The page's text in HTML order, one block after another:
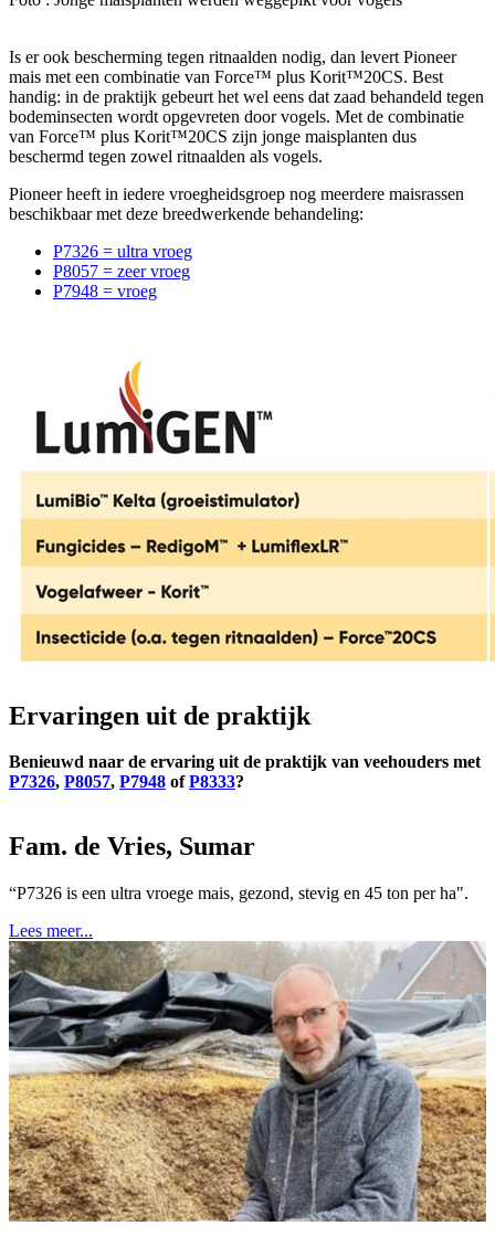
Is er ook bescherming tegen ritnaalden nodig, dan levert Pioneer
mais met een combinatie van Force™ plus Korit™20CS. Best
handig: in de praktijk gebeurt het wel eens dat zaad behandeld tegen
bodeminsecten wordt opgevreten door vogels. Met de combinatie
van Force™ plus Korit™20CS zijn jonge maisplanten dus
beschermd tegen zowel ritnaalden als vogels.
Pioneer heeft in iedere vroegheidsgroep nog meerdere maisrassen
beschikbaar met deze breedwerkende behandeling:
P7326 = ultra vroeg
P8057 = zeer vroeg
P7948 = vroeg
Ervaringen uit de praktijk
Benieuwd naar de ervaring uit de praktijk van veehouders met
P7326, P8057, P7948 ofP8333?
Fam. de Vries, Sumar
“P7326 is een ultra vroege mais, gezond, stevig en 45 ton per ha".
Lees meer...